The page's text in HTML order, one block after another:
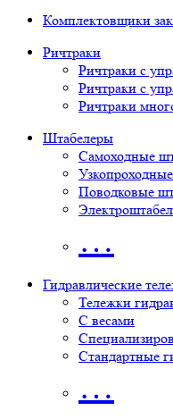
Комплектовщики
Ричтраки
Ричтраки с
Ричтраки с
Ричтраки
Штабелеры
Самоходные
Поводковые
…
Гидравлические
Тележки
С весами
Стандартные
…